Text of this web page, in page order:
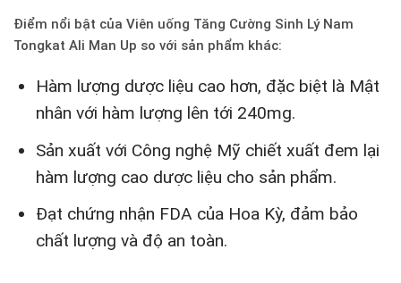
Điểm nổi bật của Viên uống Tăng Cường Sinh Lý Nam
Tongkat Ali Man Up so với sản phẩm khác:
Hàm lượng dược liệu cao hơn, đặc biệt là Mật
nhân với hàm lượng lên tới 240mg.
Sản xuất với Công nghệ Mỹ chiết xuất đem lại
hàm lượng cao dược liệu cho sản phẩm.
Đạt chứng nhận FDA của Hoa Kỳ, đảm bảo
chất lượng và độ an toàn.